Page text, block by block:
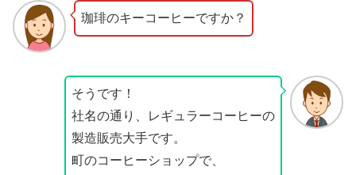
珈琲のキーコーヒーですか？
そうです！
社名の通り、レギュラーコーヒーの
製造販売大手です。
町のコーヒーショップで、